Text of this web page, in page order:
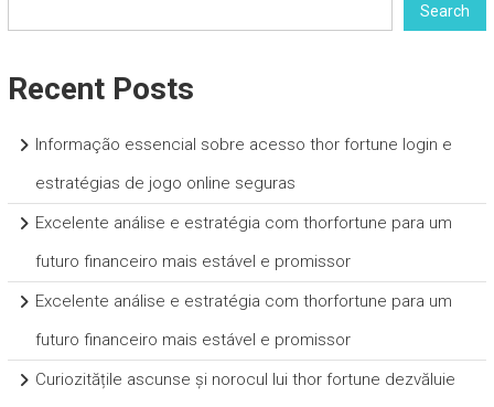
Search
Recent Posts
Informação essencial sobre acesso thor fortune login e
estratégias de jogo online seguras
Excelente análise e estratégia com thorfortune para um
futuro financeiro mais estável e promissor
Excelente análise e estratégia com thorfortune para um
futuro financeiro mais estável e promissor
Curiozitățile ascunse și norocul lui thor fortune dezvăluie